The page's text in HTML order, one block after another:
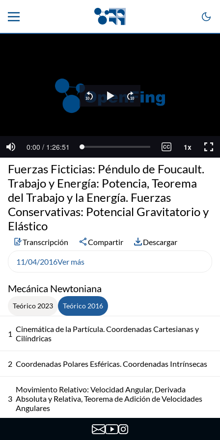
Mecánica Newtoniana
Teórico 2023 Teórico 2016
1 Cinemática de la Partícula. Coordenadas Cartesianas y
Cilíndricas
2 Coordenadas Polares Esféricas. Coordenadas Intrínsecas
3
Movimiento Relativo: Velocidad Angular, Derivada
Absoluta y Relativa, Teorema de Adición de Velocidades
Angulares
Movimiento Relativo: Teorema de Roverbal, Teorema de
Fuerzas Ficticias: Péndulo de Foucault.
Trabajo y Energía: Potencia, Teorema
del Trabajo y la Energía. Fuerzas
Conservativas: Potencial Gravitatorio y
Elástico
Transcripción Compartir Descargar
11/04/2016Ver más